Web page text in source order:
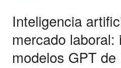
Inteligencia
mercado
modelos GPT de